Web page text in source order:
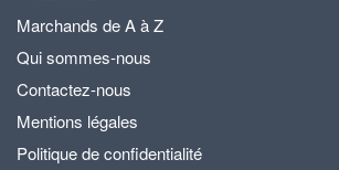
Marchands de A à Z
Qui sommes-nous
Contactez-nous
Mentions légales
Politique de confidentialité